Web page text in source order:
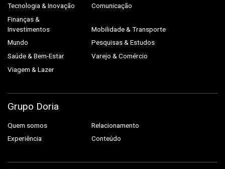
Tecnologia & Inovação
Comunicação
Finanças &
Investimentos
Mobilidade & Transporte
Mundo
Pesquisas & Estudos
Saúde & Bem-Estar
Varejo & Comércio
Viagem & Lazer
Grupo Doria
Quem somos
Relacionamento
Experiência
Conteúdo